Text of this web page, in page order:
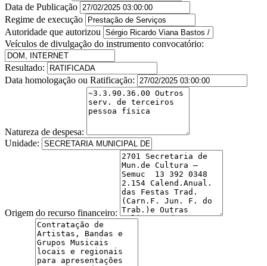
Data de Publicação
Regime de execução
Autoridade que autorizou
Veículos de divulgação do instrumento convocatório:
Resultado:
Data homologação ou Ratificação:
Natureza de despesa:
Unidade:
Origem do recurso financeiro: